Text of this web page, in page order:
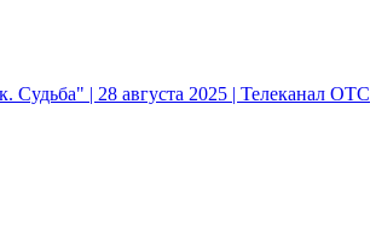
| 28 августа 2025 | Телеканал ОТС